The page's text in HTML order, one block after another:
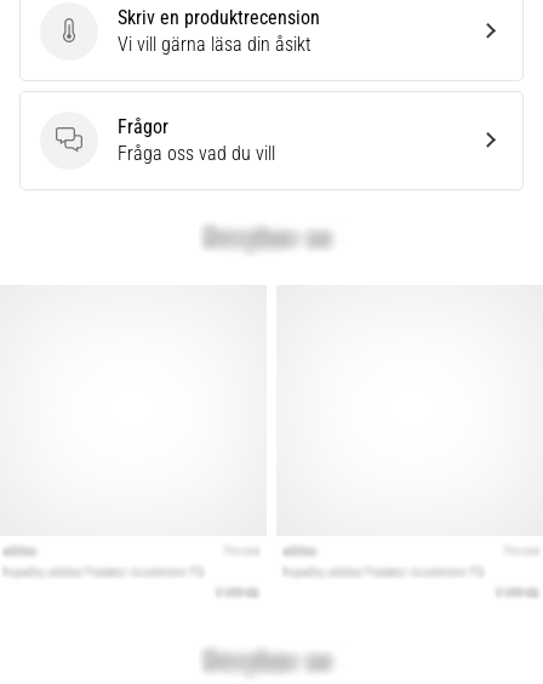
Skriv en produktrecension
Skriv en produktrecension
Vi vill gärna läsa din åsikt
Frågor
Frågor
Fråga oss vad du vill